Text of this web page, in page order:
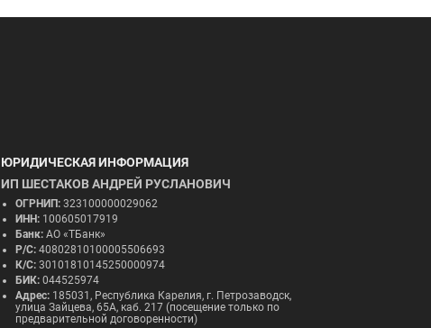
ЮРИДИЧЕСКАЯ ИНФОРМАЦИЯ
ИП ШЕСТАКОВ АНДРЕЙ РУСЛАНОВИЧ
ОГРНИП: 323100000029062
ИНН: 100605017919
Банк: АО «ТБанк»
Р/С: 40802810100005506693
К/С: 30101810145250000974
БИК: 044525974
Адрес: 185031, Республика Карелия, г. Петрозаводск,
улица Зайцева, 65А, каб. 217 (посещение только по
предварительной договоренности)